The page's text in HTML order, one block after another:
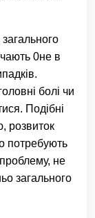
0не в
болі чи
Подібні
розвиток
потребують
не
загального